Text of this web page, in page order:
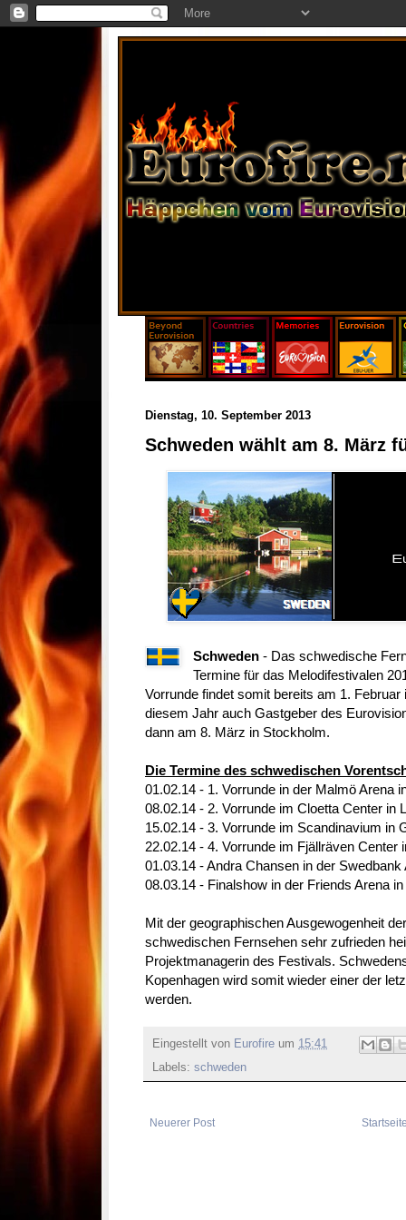
Dienstag, 10. September 2013
Schweden wählt am 8. März
Schweden- Das schwedische
Termine für das Melodifestivalen
Vorrunde findet somit bereits am 1.
diesem Jahr auch Gastgeber des
dann am 8. März in Stockholm.
Die Termine des schwedischen
01.02.14 - 1. Vorrunde in der Malmö Arena
08.02.14 - 2. Vorrunde im Cloetta Center in
15.02.14 - 3. Vorrunde im Scandinavium in
22.02.14 - 4. Vorrunde im Fjällräven Center
01.03.14 - Andra Chansen in der Swedbank
08.03.14 - Finalshow in der Friends Arena
Mit der geographischen Ausgewogenheit
schwedischen Fernsehen sehr zufrieden
Projektmanagerin des Festivals.
Kopenhagen wird somit wieder einer der
werden.
Eingestellt von Eurofire um 15:41
Labels: schweden
Neuerer Post